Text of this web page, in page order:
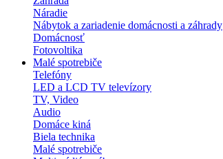
Náradie
Nábytok a zariadenie domácnosti a záhrady
Domácnosť
Fotovoltika
Malé spotrebiče
Telefóny
LED a LCD TV televízory
TV, Video
Audio
Domáce kiná
Biela technika
Malé spotrebiče